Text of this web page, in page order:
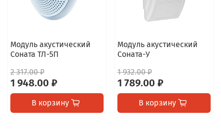
Модуль акустический
Соната ТЛ-5П
2 317.00 ₽
1 948.00 ₽
В корзину
Модуль акустический
Соната-У
1 932.00 ₽
1 789.00 ₽
В корзину